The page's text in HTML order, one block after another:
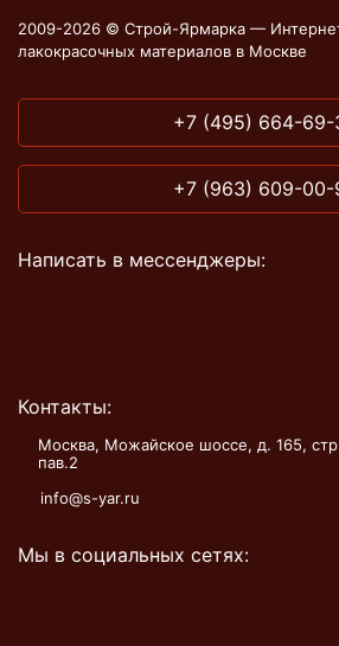
2009-2026 © Строй-Ярмарка —
лакокрасочных материалов в Москве
+7 (495) 664-69-
+7 (963) 609-00-
Написать в мессенджеры:
Контакты:
Москва, Можайское шоссе, д. 165,
пав.2
info@s-yar.ru
Мы в социальных сетях: